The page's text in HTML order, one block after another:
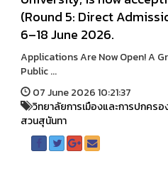
(Round 5: Direct
6–18 June 2026.
Applications Are Now Open! A
Public ...
07 June 2026 10:21:37
วิทยาลัยการเมืองและการปกครอ
สวนสุนันทา